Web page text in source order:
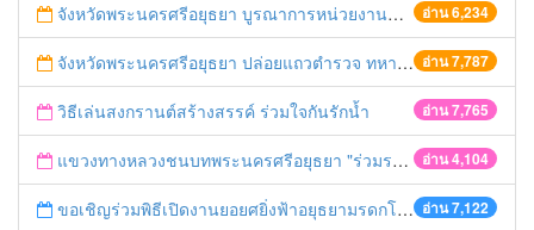
อ่าน 6,234
จังหวัดพระนครศรีอยุธยา บูรณาการหน่วยงานที่เกี่ยวข้อง ลงพื้นที่จัดระเบียบและดำเนินมาตรการตามบทลงโทษสูงสุดกับผู้ประกอบการร้านค้าที่ยังฝ่าฝืนตั้งร้านค้ารุกล้ำเขตพื้นที่ทางหลวง เตรียมความปลอดภัยก่อนเทศกาลสงกรานต์
อ่าน 7,787
จังหวัดพระนครศรีอยุธยา ปล่อยแถวตำรวจ ทหาร ฝ่ายปกครอง กว่า 100 นาย ตรวจเข้มท่ารถสาธารณะ สถานีขนส่งรถโดยสาร วินรถตู้ และสถานีรถไฟ เตรียมรับมือเทศกาลสงกรานต์
อ่าน 7,765
วิธีเล่นสงกรานต์สร้างสรรค์ ร่วมใจกันรักน้ำ
อ่าน 4,104
แขวงทางหลวงชนบทพระนครศรีอยุธยา "ร่วมรณรงค์ ขับช้า เปิดไฟหน้า คาดเข็มขัด" เทศกาลสงกรานต์ ปี 2561
อ่าน 7,122
ขอเชิญร่วมพิธีเปิดงานยอยศยิ่งฟ้าอยุธยามรดกโลก